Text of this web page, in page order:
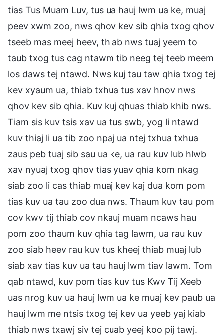
tias Tus Muam Luv, tus ua hauj lwm ua ke, muaj
peev xwm zoo, nws qhov kev sib qhia txog qhov
tseeb mas meej heev, thiab nws tuaj yeem to
taub txog tus cag ntawm tib neeg tej teeb meem
los daws tej ntawd. Nws kuj tau taw qhia txog tej
kev xyaum ua, thiab txhua tus xav hnov nws
qhov kev sib qhia. Kuv kuj qhuas thiab khib nws.
Tiam sis kuv tsis xav ua tus swb, yog li ntawd
kuv thiaj li ua tib zoo npaj ua ntej txhua txhua
zaus peb tuaj sib sau ua ke, ua rau kuv lub hlwb
xav nyuaj txog qhov tias yuav qhia kom nkag
siab zoo li cas thiab muaj kev kaj dua kom pom
tias kuv ua tau zoo dua nws. Thaum kuv tau pom
cov kwv tij thiab cov nkauj muam ncaws hau
pom zoo thaum kuv qhia tag lawm, ua rau kuv
zoo siab heev rau kuv tus kheej thiab muaj lub
siab xav tias kuv ua tau hauj lwm tiav lawm. Tom
qab ntawd, kuv pom tias kuv tus Kwv Tij Xeeb
uas nrog kuv ua hauj lwm ua ke muaj kev paub ua
hauj lwm me ntsis txog tej kev ua yeeb yaj kiab
thiab nws txawj siv tej cuab yeej koo pij tawj.